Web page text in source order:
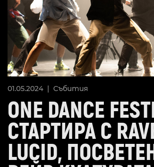
01.05.2024 | Събития
ONE DANCE
СТАРТИРА С
LUCID,